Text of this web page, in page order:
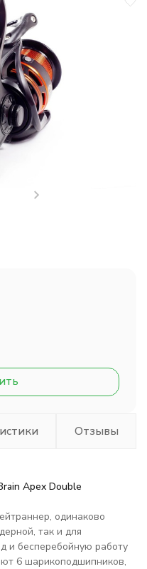
Отзывы
Apex Double
одинаково
так и для
и бесперебойную работу
6 шарикоподшипников,